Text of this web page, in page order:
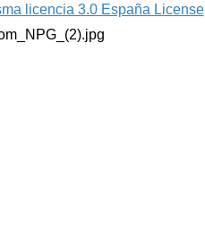
licencia 3.0 España License